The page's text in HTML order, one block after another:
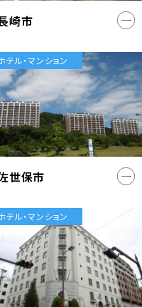
崎市
テル・マンション
世保市
テル・マンション